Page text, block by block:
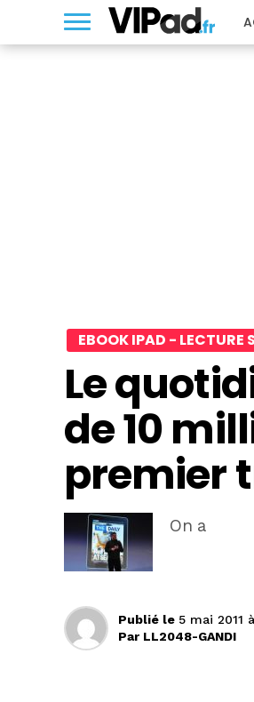
EBOOK IPAD - LECTURE
Le
de 10
premier
On a
Publié le 5 mai 2011
Par LL2048-GANDI